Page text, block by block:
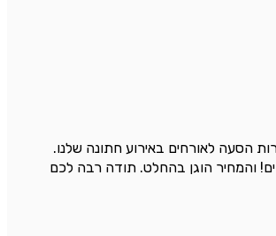
הסעה לאורחים באירוע חתונה שלנו.
והמחיר הוגן בהחלט. תודה רבה לכם